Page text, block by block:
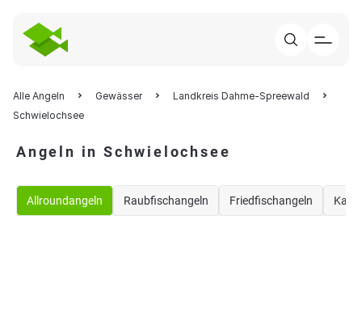
Alle Angeln Gewässer
Landkreis Dahme-Spreewald
Schwielochsee
Angeln in Schwielochsee
Allroundangeln Raubfischangeln Friedfischangeln